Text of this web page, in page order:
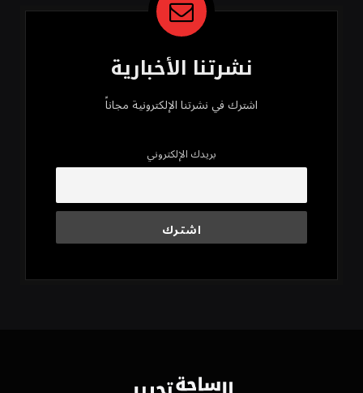
نشرتنا الأخبارية
اشترك في نشرتنا الإلكترونية مجاناً
بريدك الإلكتروني